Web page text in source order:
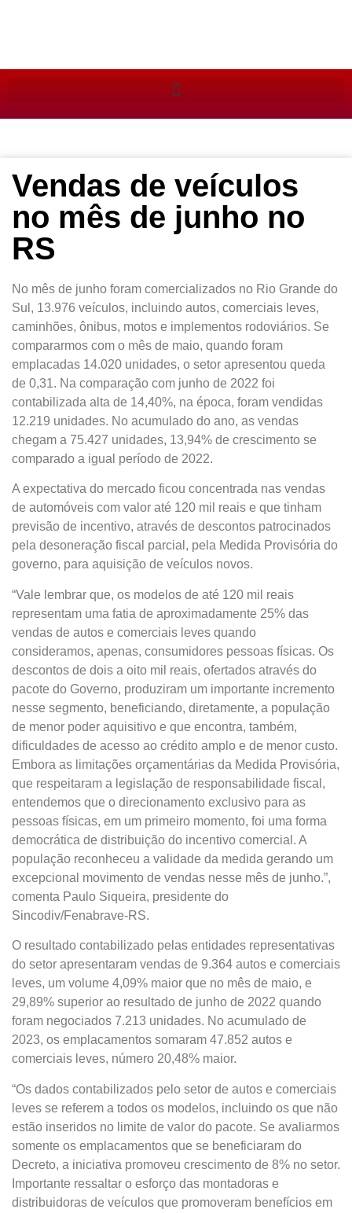
Vendas de veículos
no mês de junho no
RS
No mês de junho foram comercializados no Rio Grande do
Sul, 13.976 veículos, incluindo autos, comerciais leves,
caminhões, ônibus, motos e implementos rodoviários. Se
compararmos com o mês de maio, quando foram
emplacadas 14.020 unidades, o setor apresentou queda
de 0,31. Na comparação com junho de 2022 foi
contabilizada alta de 14,40%, na época, foram vendidas
12.219 unidades. No acumulado do ano, as vendas
chegam a 75.427 unidades, 13,94% de crescimento se
comparado a igual período de 2022.
A expectativa do mercado ficou concentrada nas vendas
de automóveis com valor até 120 mil reais e que tinham
previsão de incentivo, através de descontos patrocinados
pela desoneração fiscal parcial, pela Medida Provisória do
governo, para aquisição de veículos novos.
“Vale lembrar que, os modelos de até 120 mil reais
representam uma fatia de aproximadamente 25% das
vendas de autos e comerciais leves quando
consideramos, apenas, consumidores pessoas físicas. Os
descontos de dois a oito mil reais, ofertados através do
pacote do Governo, produziram um importante incremento
nesse segmento, beneficiando, diretamente, a população
de menor poder aquisitivo e que encontra, também,
dificuldades de acesso ao crédito amplo e de menor custo.
Embora as limitações orçamentárias da Medida Provisória,
que respeitaram a legislação de responsabilidade fiscal,
entendemos que o direcionamento exclusivo para as
pessoas físicas, em um primeiro momento, foi uma forma
democrática de distribuição do incentivo comercial. A
população reconheceu a validade da medida gerando um
excepcional movimento de vendas nesse mês de junho.”,
comenta Paulo Siqueira, presidente do
Sincodiv/Fenabrave-RS.
O resultado contabilizado pelas entidades representativas
do setor apresentaram vendas de 9.364 autos e comerciais
leves, um volume 4,09% maior que no mês de maio, e
29,89% superior ao resultado de junho de 2022 quando
foram negociados 7.213 unidades. No acumulado de
2023, os emplacamentos somaram 47.852 autos e
comerciais leves, número 20,48% maior.
“Os dados contabilizados pelo setor de autos e comerciais
leves se referem a todos os modelos, incluindo os que não
estão inseridos no limite de valor do pacote. Se avaliarmos
somente os emplacamentos que se beneficiaram do
Decreto, a iniciativa promoveu crescimento de 8% no setor.
Importante ressaltar o esforço das montadoras e
distribuidoras de veículos que promoveram benefícios em